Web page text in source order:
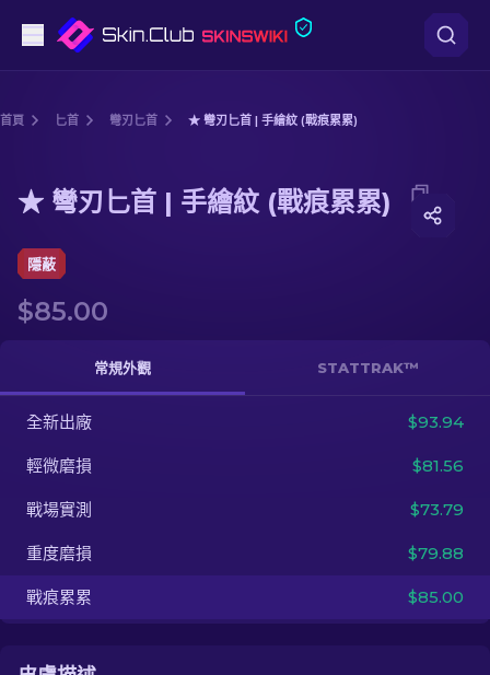
步槍
匕首
手套
武器箱
其他
ZH-TW
首頁 匕首 彎刃匕首 ★ 彎刃匕首 | 手繪紋 (戰痕累累)
Media of ★ 彎刃匕首 | 手繪紋 (戰痕累累)
★ 彎刃匕首 | 手繪紋 (戰痕累累)
隱蔽
$85.00
常規外觀 STATTRAK™
全新出廠 $93.94
輕微磨損 $81.56
戰場實測 $73.79
重度磨損 $79.88
戰痕累累 $85.00